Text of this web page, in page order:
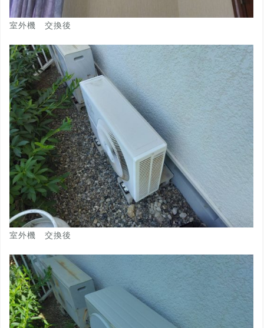
室外機 交換後
室外機 交換後